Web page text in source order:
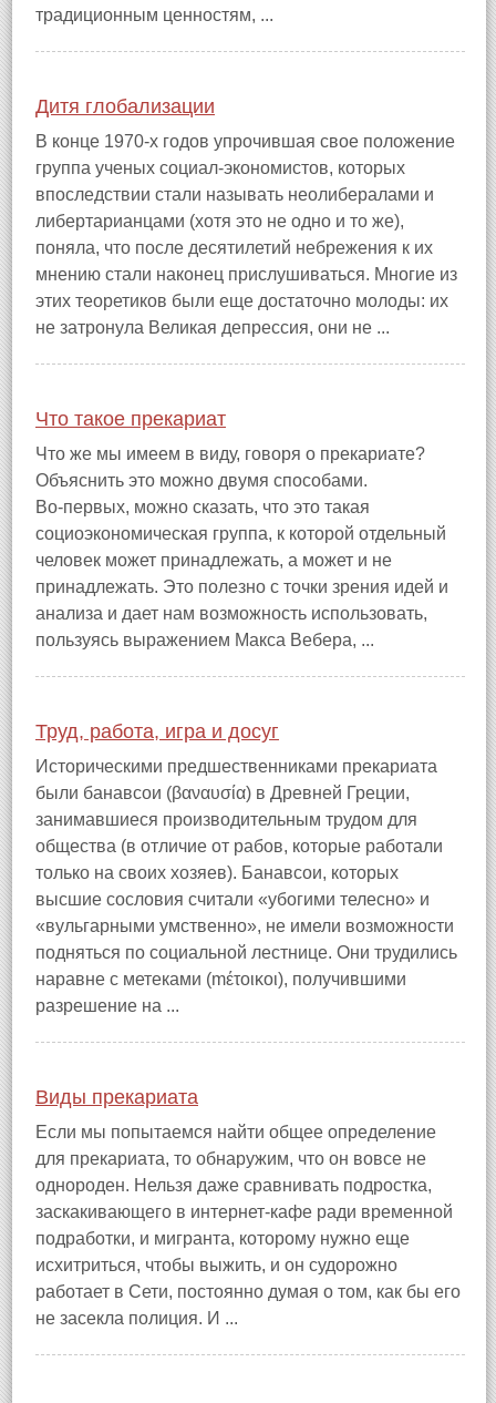
традиционным ценностям, ...
Дитя глобализации
В конце 1970‑х годов упрочившая свое положение
группа ученых социал‑экономистов, которых
впоследствии стали называть неолибералами и
либертарианцами (хотя это не одно и то же),
поняла, что после десятилетий небрежения к их
мнению стали наконец прислушиваться. Многие из
этих теоретиков были еще достаточно молоды: их
не затронула Великая депрессия, они не ...
Что такое прекариат
Что же мы имеем в виду, говоря о прекариате?
Объяснить это можно двумя способами.
Во‑первых, можно сказать, что это такая
социоэкономическая группа, к которой отдельный
человек может принадлежать, а может и не
принадлежать. Это полезно с точки зрения идей и
анализа и дает нам возможность использовать,
пользуясь выражением Макса Вебера, ...
Труд, работа, игра и досуг
Историческими предшественниками прекариата
были банавсои (βαναυσία) в Древней Греции,
занимавшиеся производительным трудом для
общества (в отличие от рабов, которые работали
только на своих хозяев). Банавсои, которых
высшие сословия считали «убогими телесно» и
«вульгарными умственно», не имели возможности
подняться по социальной лестнице. Они трудились
наравне с метеками (mέτοικοι), получившими
разрешение на ...
Виды прекариата
Если мы попытаемся найти общее определение
для прекариата, то обнаружим, что он вовсе не
однороден. Нельзя даже сравнивать подростка,
заскакивающего в интернет‑кафе ради временной
подработки, и мигранта, которому нужно еще
исхитриться, чтобы выжить, и он судорожно
работает в Сети, постоянно думая о том, как бы его
не засекла полиция. И ...